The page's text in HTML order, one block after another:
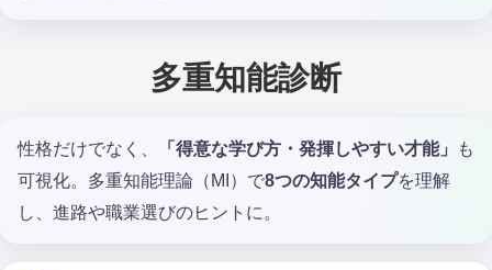
多重知能診断
性格だけでなく、 「得意な学び方・発揮しやすい才能」
も
可視化。多重知能理論（MI）で8つの知能タイプを理解
し、進路や職業選びのヒントに。